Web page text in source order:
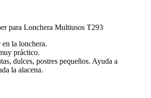
para Lonchera Multiusos T293
la lonchera.
práctico.
dulces, postres pequeños. Ayuda a
la alacena.